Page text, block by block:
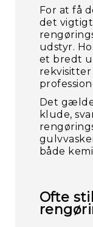
For at få
det
udstyr.
et bredt
rekvisitter
Det
klude,
både
Ofte